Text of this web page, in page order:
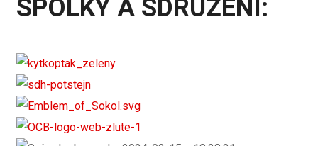
SPOLKY A SDRUŽENÍ: